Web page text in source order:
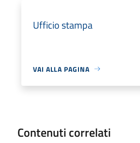
Ufficio stampa
VAI ALLA PAGINA
Contenuti correlati